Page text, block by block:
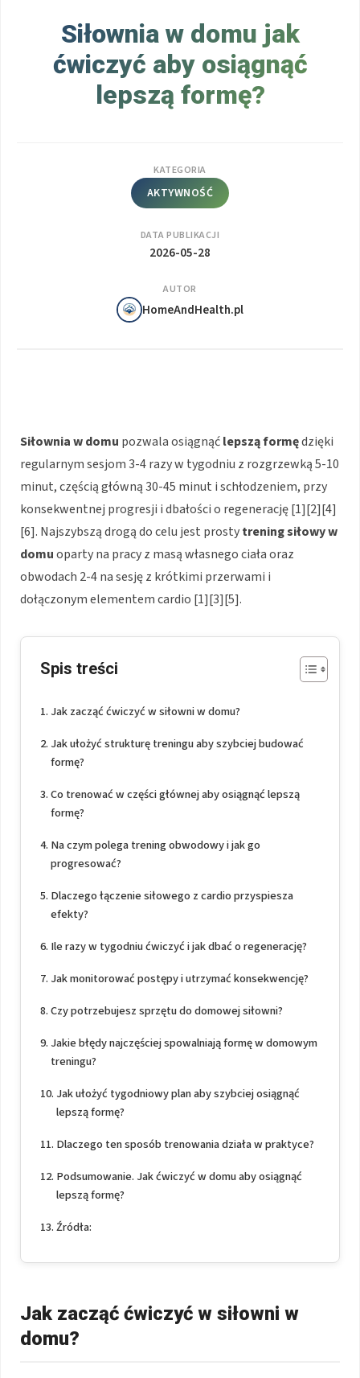
Siłownia w domu jak
ćwiczyć aby osiągnąć
lepszą formę?
KATEGORIA
AKTYWNOŚĆ
DATA PUBLIKACJI
2026-05-28
AUTOR
HomeAndHealth.pl
Siłownia w domu pozwala osiągnąćlepszą formędzięki
regularnym sesjom 3-4 razy w tygodniu z rozgrzewką 5-10
minut, częścią główną 30-45 minut i schłodzeniem, przy
konsekwentnej progresji i dbałości o regenerację [1][2][4]
[6]. Najszybszą drogą do celu jest prostytrening siłowy w
domuoparty na pracy z masą własnego ciała oraz
obwodach 2-4 na sesję z krótkimi przerwami i
dołączonym elementem cardio [1][3][5].
Spis treści
Jak zacząć ćwiczyć w siłowni w domu?
Jak ułożyć strukturę treningu aby szybciej budować
formę?
Co trenować w części głównej aby osiągnąć lepszą
formę?
Na czym polega trening obwodowy i jak go
progresować?
Dlaczego łączenie siłowego z cardio przyspiesza
efekty?
Ile razy w tygodniu ćwiczyć i jak dbać o regenerację?
Jak monitorować postępy i utrzymać konsekwencję?
Czy potrzebujesz sprzętu do domowej siłowni?
Jakie błędy najczęściej spowalniają formę w domowym
treningu?
Jak ułożyć tygodniowy plan aby szybciej osiągnąć
lepszą formę?
Dlaczego ten sposób trenowania działa w praktyce?
Podsumowanie. Jak ćwiczyć w domu aby osiągnąć
lepszą formę?
Źródła:
Jak zacząć ćwiczyć w siłowni w
domu?